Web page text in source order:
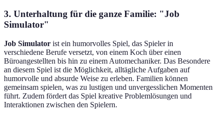
3. Unterhaltung für die ganze Familie: "Job
Simulator"
Job Simulator ist ein humorvolles Spiel, das Spieler in
verschiedene Berufe versetzt, von einem Koch über einen
Büroangestellten bis hin zu einem Automechaniker. Das Besondere
an diesem Spiel ist die Möglichkeit, alltägliche Aufgaben auf
humorvolle und absurde Weise zu erleben. Familien können
gemeinsam spielen, was zu lustigen und unvergesslichen Momenten
führt. Zudem fördert das Spiel kreative Problemlösungen und
Interaktionen zwischen den Spielern.